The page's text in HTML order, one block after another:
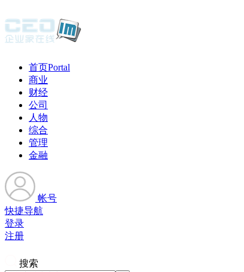
首页Portal
商业
财经
公司
人物
综合
管理
金融
帐号
快捷导航
登录
注册
搜索